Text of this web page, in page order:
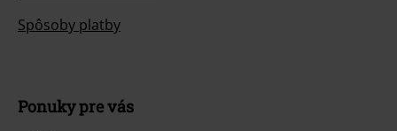
Spôsoby platby
Ponuky pre vás